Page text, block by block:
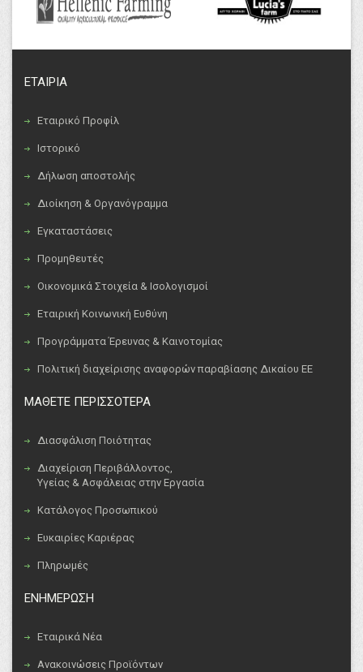
ΕΤΑΙΡΙΑ
Εταιρικό Προφίλ
Ιστορικό
Δήλωση αποστολής
Διοίκηση & Οργανόγραμμα
Εγκαταστάσεις
Προμηθευτές
Οικονομικά Στοιχεία & Ισολογισμοί
Εταιρική Κοινωνική Ευθύνη
Προγράμματα Έρευνας & Καινοτομίας
Πολιτική διαχείρισης αναφορών παραβίασης Δικαίου ΕΕ
ΜΑΘΕΤΕ ΠΕΡΙΣΣΟΤΕΡΑ
Διασφάλιση Ποιότητας
Διαχείριση Περιβάλλοντος,
Υγείας & Ασφάλειας στην Εργασία
Κατάλογος Προσωπικού
Ευκαιρίες Καριέρας
Πληρωμές
ΕΝΗΜΕΡΩΣΗ
Εταιρικά Νέα
Ανακοινώσεις Προϊόντων